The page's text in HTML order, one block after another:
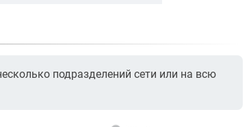
подразделений сети или на всю